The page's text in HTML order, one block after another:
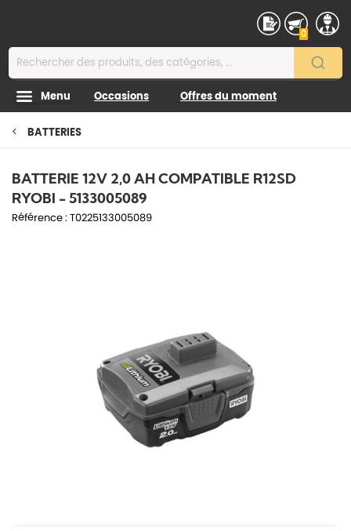
0
Menu Occasions Offres du moment
BATTERIES
BATTERIE 12V 2,0 AH COMPATIBLE R12SD
RYOBI - 5133005089
Référence : T0225133005089